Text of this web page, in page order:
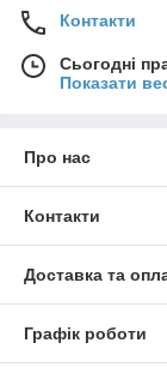
Контакти
Сьогодні
Показати
Про нас
Контакти
Доставка та
Графік роботи